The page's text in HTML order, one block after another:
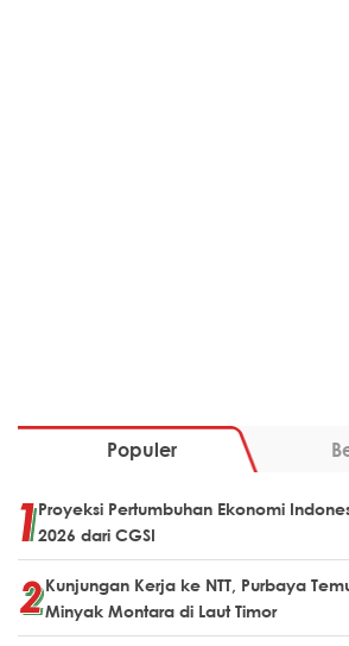
Populer
Proyeksi Pertumbuhan Ekonomi
2026 dari CGSI
Kunjungan Kerja ke NTT, Purbaya
Minyak Montara di Laut Timor